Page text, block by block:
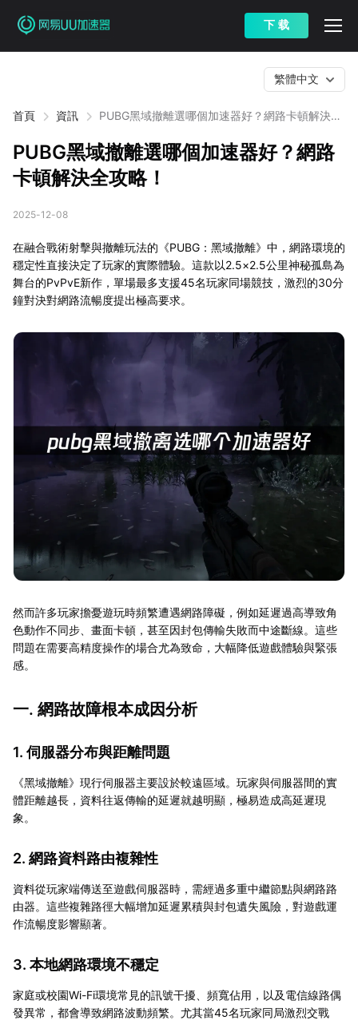
下 载
首頁 資訊
PUBG黑域撤離選哪個加速器好？網路卡頓解決全
繁體中文
PUBG黑域撤離選哪個加速器好？網路
卡頓解決全攻略！
2025-12-08
在融合戰術射擊與撤離玩法的《PUBG：黑域撤離》中，網路環境的
穩定性直接決定了玩家的實際體驗。這款以2.5×2.5公里神秘孤島為
舞台的PvPvE新作，單場最多支援45名玩家同場競技，激烈的30分
鐘對決對網路流暢度提出極高要求。
然而許多玩家擔憂遊玩時頻繁遭遇網路障礙，例如延遲過高導致角
色動作不同步、畫面卡頓，甚至因封包傳輸失敗而中途斷線。這些
問題在需要高精度操作的場合尤為致命，大幅降低遊戲體驗與緊張
感。
一. 網路故障根本成因分析
1. 伺服器分布與距離問題
《黑域撤離》現行伺服器主要設於較遠區域。玩家與伺服器間的實
體距離越長，資料往返傳輸的延遲就越明顯，極易造成高延遲現
象。
2. 網路資料路由複雜性
資料從玩家端傳送至遊戲伺服器時，需經過多重中繼節點與網路路
由器。這些複雜路徑大幅增加延遲累積與封包遺失風險，對遊戲運
作流暢度影響顯著。
3. 本地網路環境不穩定
家庭或校園Wi-Fi環境常見的訊號干擾、頻寬佔用，以及電信線路偶
發異常，都會導致網路波動頻繁。尤其當45名玩家同局激烈交戰